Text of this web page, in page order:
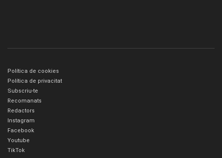
Política de cookies
Política de privacitat
Subscriu-te
Recomanats
Redactors
Instagram
Facebook
Youtube
TikTok